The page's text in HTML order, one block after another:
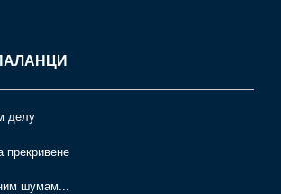
делу
прекривене
шумам...